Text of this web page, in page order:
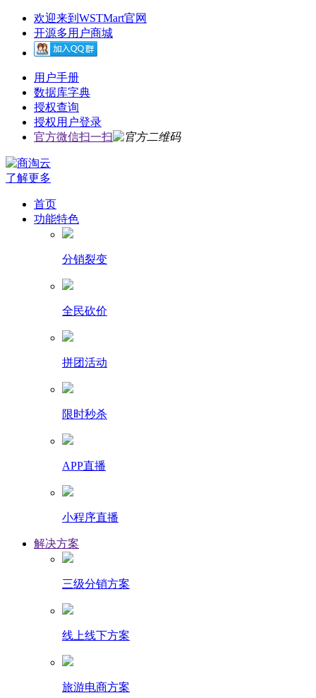
欢迎来到WSTMart官网
开源多用户商城
用户手册
数据库字典
授权查询
授权用户登录
官方微信扫一扫
了解更多
首页
功能特色
分销裂变
全民砍价
拼团活动
限时秒杀
APP直播
小程序直播
解决方案
三级分销方案
线上线下方案
旅游电商方案